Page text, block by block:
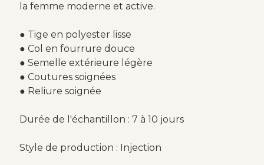
la femme moderne et active.
● Tige en polyester lisse
● Col en fourrure douce
● Semelle extérieure légère
● Coutures soignées
● Reliure soignée
Durée de l'échantillon : 7 à 10 jours
Style de production : Injection